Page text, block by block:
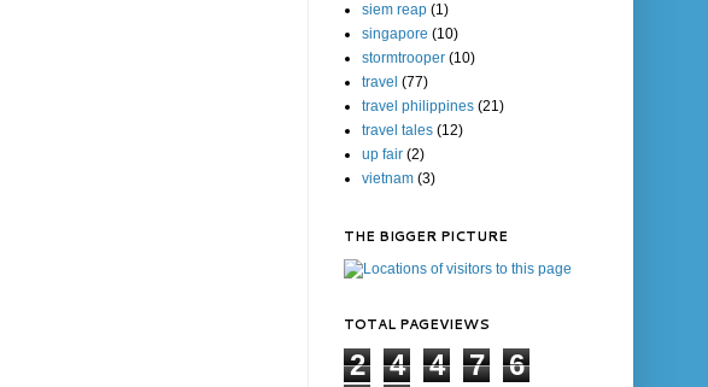
siem reap (1)
singapore (10)
stormtrooper (10)
travel (77)
travel philippines (21)
travel tales (12)
up fair (2)
vietnam (3)
THE BIGGER PICTURE
TOTAL PAGEVIEWS
2 4 4 7
6